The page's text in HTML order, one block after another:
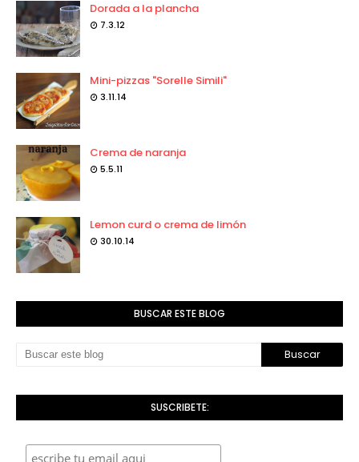
Dorada a la plancha
7.3.12
Mini-pizzas "Sorelle Simili"
3.11.14
Crema de naranja
5.5.11
Lemon curd o crema de limón
30.10.14
BUSCAR ESTE BLOG
SUSCRIBETE: